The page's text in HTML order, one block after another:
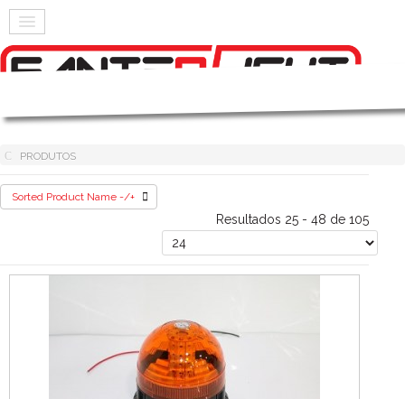
PRODUTOS
Sorted Product Name -/+
Resultados 25 - 48 de 105